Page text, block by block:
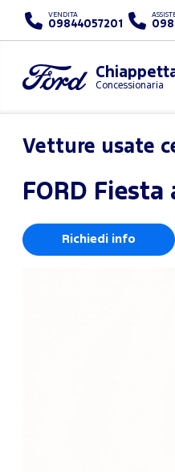
VENDITA
09844057201
Concessionaria
Vetture usate
FORD Fiesta
Richiedi info